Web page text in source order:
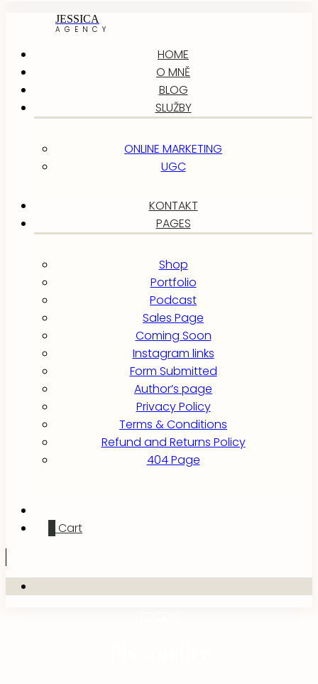
JESSICA
AGENCY
HOME
O MNĚ
BLOG
SLUŽBY
ONLINE MARKETING
UGC
KONTAKT
PAGES
Shop
Portfolio
Podcast
Sales Page
Coming Soon
Instagram links
Form Submitted
Author’s page
Privacy Policy
Terms & Conditions
Refund and Returns Policy
404 Page
Cart